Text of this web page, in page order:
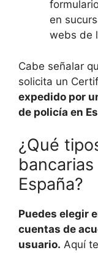
en
webs de
Cabe señalar
solicita un
expedido por
de policía en
¿Qué
España?
Puedes elegir
cuentas de
usuario. Aquí